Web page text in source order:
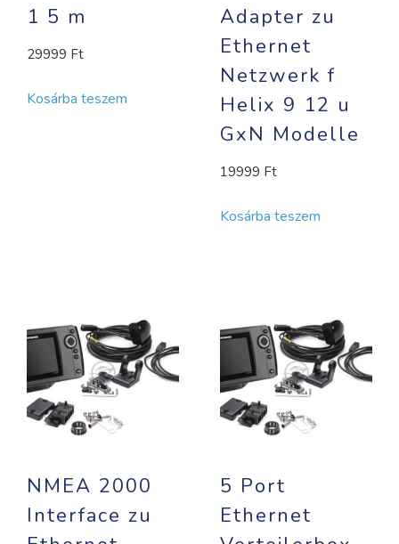
1 5 m
29999 Ft
Kosárba teszem
Adapter zu
Ethernet
Netzwerk f
Helix 9 12 u
GxN Modelle
19999 Ft
Kosárba teszem
NMEA 2000
Interface zu
5 Port
Ethernet